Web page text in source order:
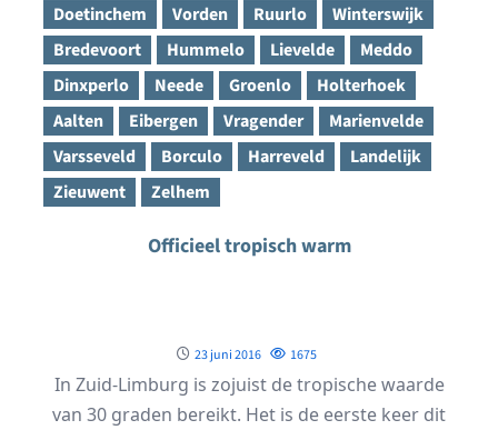
Doetinchem
Vorden Ruurlo
Winterswijk
Bredevoort
Hummelo Lievelde
Meddo
Dinxperlo
Neede Groenlo
Holterhoek
Aalten
Eibergen Vragender
Marienvelde
Varsseveld
Borculo Harreveld
Landelijk
Zieuwent
Zelhem
Officieel tropisch warm
23 juni 2016 1675
In Zuid-Limburg is zojuist de tropische waarde
van 30 graden bereikt. Het is de eerste keer dit